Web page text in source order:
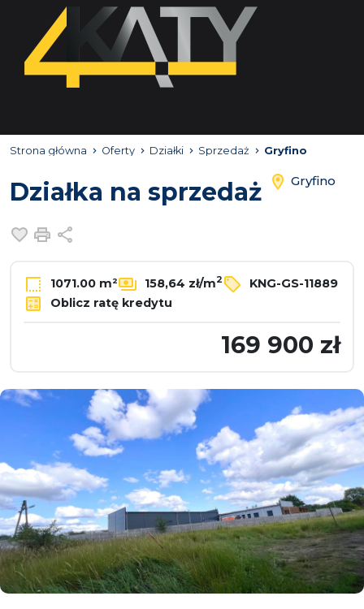
Strona główna Oferty Działki Sprzedaż Gryfino
Działka na sprzedaż Gryfino
Dodaj do ulubionych
Drukuj
1071.00 m² 158,64 zł/m2
KNG-GS-11889
Oblicz ratę kredytu
169 900 zł